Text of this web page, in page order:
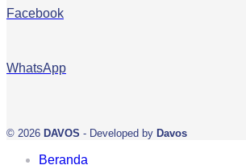
Facebook
WhatsApp
© 2026 DAVOS - Developed by Davos
Beranda